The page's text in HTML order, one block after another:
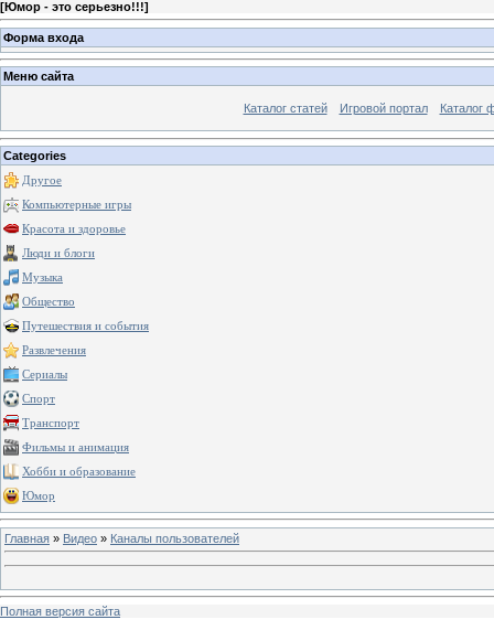
[Юмор - это серьезно!!!]
Форма входа
Меню сайта
Каталог статей Игровой портал Каталог
Categories
Другое
Компьютерные игры
Красота и здоровье
Люди и блоги
Музыка
Общество
Путешествия и события
Развлечения
Сериалы
Спорт
Транспорт
Фильмы и анимация
Хобби и образование
Юмор
Главная » Видео » Каналы пользователей
Полная версия сайта